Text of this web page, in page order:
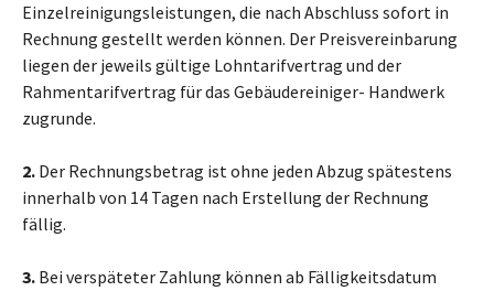
Einzelreinigungsleistungen, die nach Abschluss sofort in
Rechnung gestellt werden können. Der Preisvereinbarung
liegen der jeweils gültige Lohntarifvertrag und der
Rahmentarifvertrag für das Gebäudereiniger- Handwerk
zugrunde.
2. Der Rechnungsbetrag ist ohne jeden Abzug spätestens
innerhalb von 14 Tagen nach Erstellung der Rechnung
fällig.
3. Bei verspäteter Zahlung können ab Fälligkeitsdatum